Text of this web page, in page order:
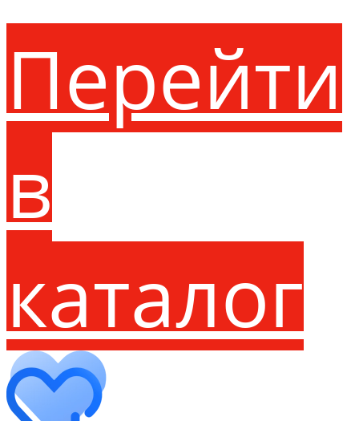
Перейти
в
каталог